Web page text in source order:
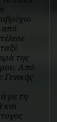
της
Από
Γενικής
με τη
και